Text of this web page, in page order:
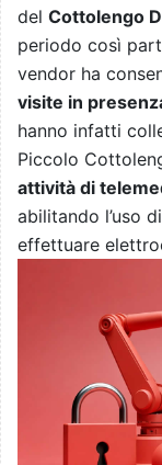
del Cottolengo
periodo così
vendor ha
visite in
hanno infatti
Piccolo
attività di
abilitando l’uso
effettuare